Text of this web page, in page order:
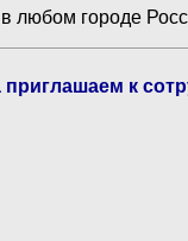
любом городе
к